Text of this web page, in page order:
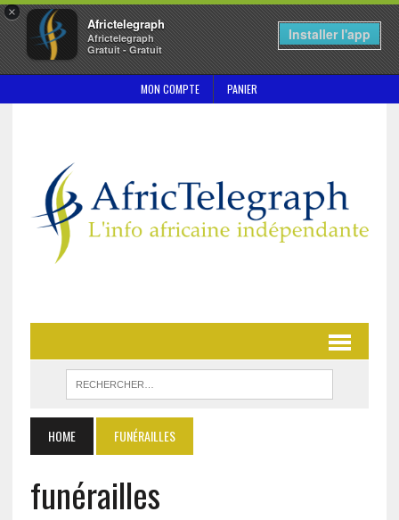
×
Africtelegraph
Africtelegraph
Gratuit - Gratuit
Installer l'app
MON COMPTE PANIER
HOME FUNÉRAILLES
funérailles